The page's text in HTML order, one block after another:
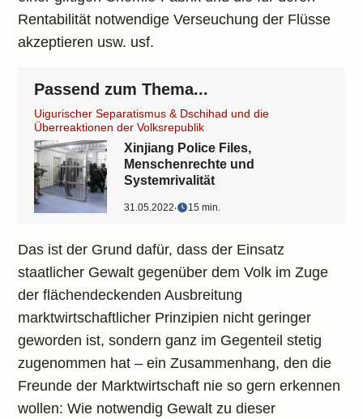
Rentabilität notwendige Verseuchung der Flüsse
akzeptieren usw. usf.
Passend zum Thema...
Uigurischer Separatismus & Dschihad und die
Überreaktionen der Volksrepublik
Xinjiang Police Files,
Menschenrechte und
Systemrivalität
31.05.2022‧ 15 min.
Das ist der Grund dafür, dass der Einsatz
staatlicher Gewalt gegenüber dem Volk im Zuge
der flächendeckenden Ausbreitung
marktwirtschaftlicher Prinzipien nicht geringer
geworden ist, sondern ganz im Gegenteil stetig
zugenommen hat – ein Zusammenhang, den die
Freunde der Marktwirtschaft nie so gern erkennen
wollen: Wie notwendig Gewalt zu dieser